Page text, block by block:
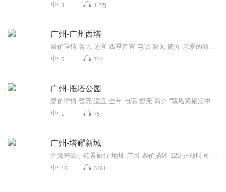
3 1.2万
广州-广州西塔
5 744
广州-雁塔公园
1 75
广州-塔耀新城
10 3461